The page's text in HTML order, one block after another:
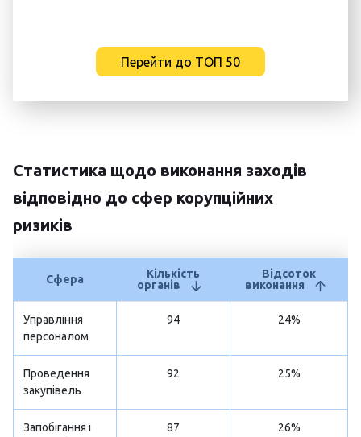
Перейти до ТОП 50
Статистика щодо виконання заходів
відповідно до сфер корупційних
ризиків
Сфера
Кількість
органів
Відсоток
виконання
Управління
персоналом
94 24%
Проведення
закупівель
92 25%
Запобігання і
87 26%